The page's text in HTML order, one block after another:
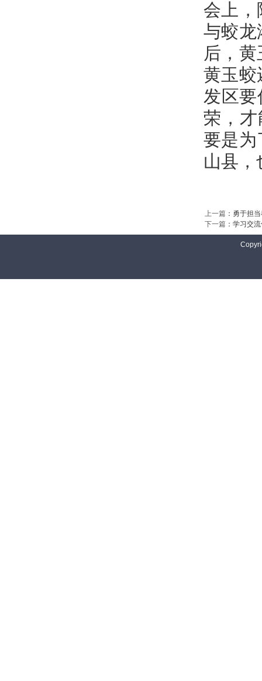
会上，
与蛟龙
后，
黄玉蛟
发区要
荣，
要是
山县，
上一篇 ： 勇于担
下一篇 ： 学习交